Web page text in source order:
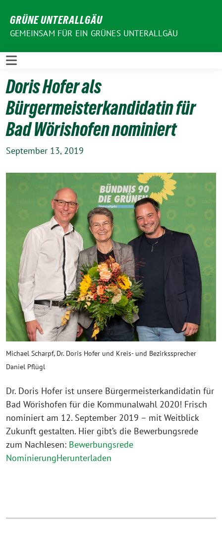
zum
Inhalt
GRÜNE UNTERALLGÄU
GEMEINSAM FÜR EIN GRÜNES UNTERALLGÄU
Doris Hofer als
Bürgermeisterkandidatin für
Bad Wörishofen nominiert
September 13, 2019
Michael Scharpf, Dr. Doris Hofer und Kreis- und Bezirkssprecher
Daniel Pflügl
Dr. Doris Hofer ist unsere Bürgermeisterkandidatin für
Bad Wörishofen für die Kommunalwahl 2020! Frisch
nominiert am 12. September 2019 – mit Weitblick
Zukunft gestalten. Hier gibt’s die Bewerbungsrede
zum Nachlesen: Bewerbungsrede
NominierungHerunterladen